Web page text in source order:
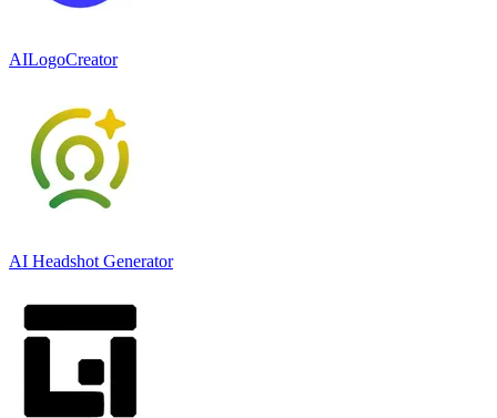
AILogoCreator
AI Headshot Generator